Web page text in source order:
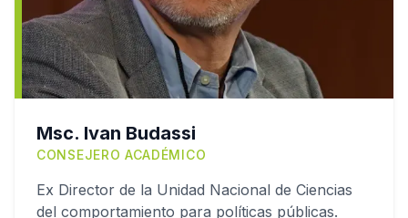
Msc. Ivan Budassi
CONSEJERO ACADÉMICO
Ex Director de la Unidad Nacional de Ciencias
del comportamiento para políticas públicas.